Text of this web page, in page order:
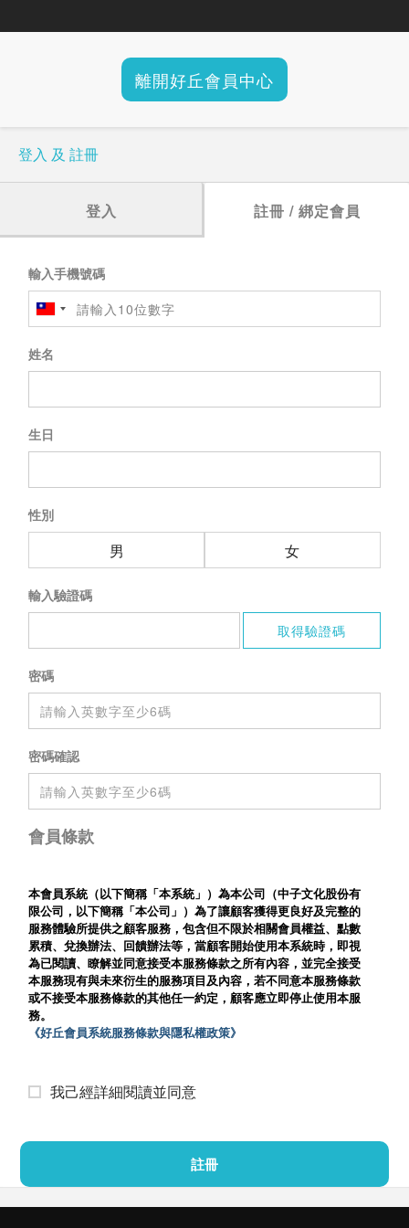
離開好丘會員中心
登入 及 註冊
登入 註冊 / 綁定會員
輸入手機號碼
姓名
生日
性別
男 女
輸入驗證碼
密碼
密碼確認
會員條款
本會員系統（以下簡稱「本系統」）為本公司（中子文化股份有
限公司，以下簡稱「本公司」）為了讓顧客獲得更良好及完整的
服務體驗所提供之顧客服務，包含但不限於相關會員權益、點數
累積、兌換辦法、回饋辦法等，當顧客開始使用本系統時，即視
為已閱讀、瞭解並同意接受本服務條款之所有內容，並完全接受
本服務現有與未來衍生的服務項目及內容，若不同意本服務條款
或不接受本服務條款的其他任一約定，顧客應立即停止使用本服
務。
《好丘會員系統服務條款與隱私權政策》
我己經詳細閱讀並同意
註冊